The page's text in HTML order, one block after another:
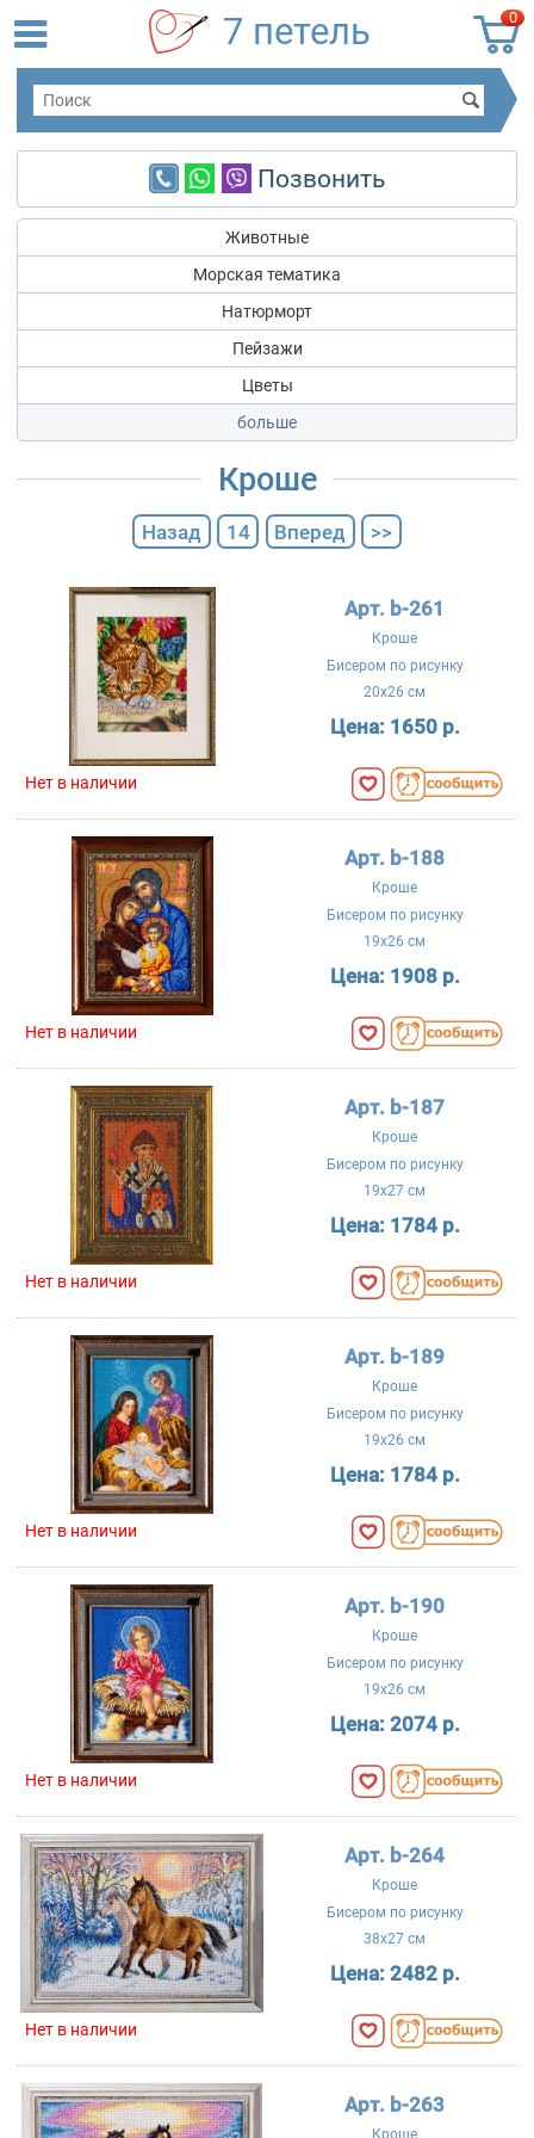
0
7 петель
Позвонить
Животные
Морская тематика
Натюрморт
Пейзажи
Цветы
Кроше
Назад 14 Вперед >>
Арт. b-261
Кроше
Бисером по рисунку
20x26 см
Цена: 1650 р.
Нет в наличии
Арт. b-188
Кроше
Бисером по рисунку
19x26 см
Цена: 1908 р.
Нет в наличии
Арт. b-187
Кроше
Бисером по рисунку
19x27 см
Цена: 1784 р.
Нет в наличии
Арт. b-189
Кроше
Бисером по рисунку
19x26 см
Цена: 1784 р.
Нет в наличии
Арт. b-190
Кроше
Бисером по рисунку
19x26 см
Цена: 2074 р.
Нет в наличии
Арт. b-264
Кроше
Бисером по рисунку
38x27 см
Цена: 2482 р.
Нет в наличии
Арт. b-263